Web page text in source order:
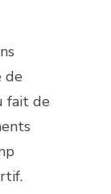
de
fait de